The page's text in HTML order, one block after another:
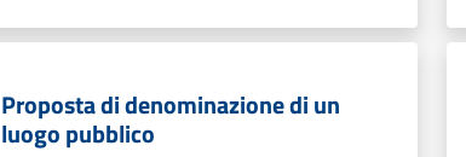
Proposta di denominazione di un
luogo pubblico